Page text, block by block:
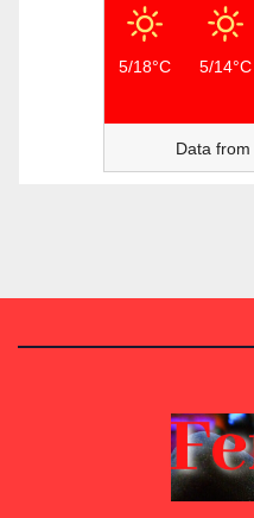
5/18°C 5/14°C
Data from